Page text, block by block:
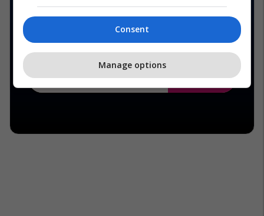
Consent
Manage options